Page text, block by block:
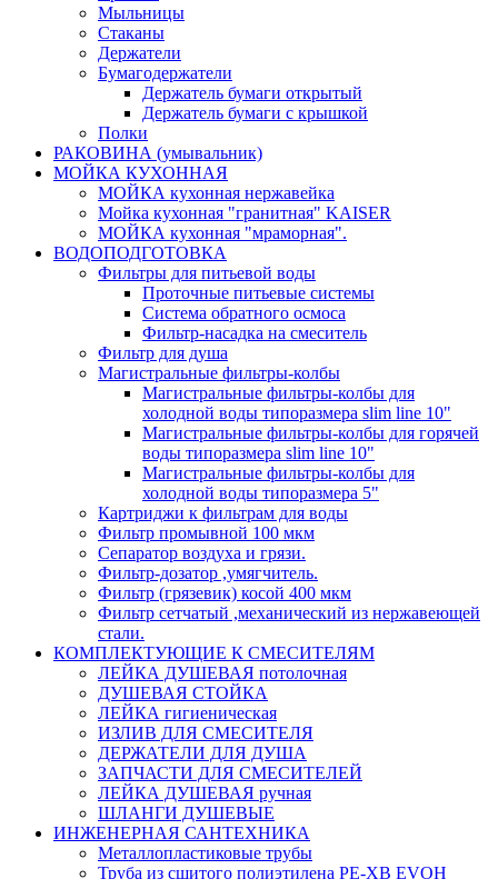
Мыльницы
Стаканы
Держатели
Бумагодержатели
Держатель бумаги открытый
Держатель бумаги с крышкой
Полки
РАКОВИНА (умывальник)
МОЙКА КУХОННАЯ
МОЙКА кухонная нержавейка
Мойка кухонная "гранитная" KAISER
МОЙКА кухонная "мраморная".
ВОДОПОДГОТОВКА
Фильтры для питьевой воды
Проточные питьевые системы
Система обратного осмоса
Фильтр-насадка на смеситель
Фильтр для душа
Магистральные фильтры-колбы
Магистральные фильтры-колбы для
холодной воды типоразмера slim line 10"
Магистральные фильтры-колбы для горячей
воды типоразмера slim line 10"
Магистральные фильтры-колбы для
холодной воды типоразмера 5"
Картриджи к фильтрам для воды
Фильтр промывной 100 мкм
Сепаратор воздуха и грязи.
Фильтр-дозатор ,умягчитель.
Фильтр (грязевик) косой 400 мкм
Фильтр сетчатый ,механический из нержавеющей
стали.
КОМПЛЕКТУЮЩИЕ К СМЕСИТЕЛЯМ
ЛЕЙКА ДУШЕВАЯ потолочная
ДУШЕВАЯ СТОЙКА
ЛЕЙКА гигиеническая
ИЗЛИВ ДЛЯ СМЕСИТЕЛЯ
ДЕРЖАТЕЛИ ДЛЯ ДУША
ЗАПЧАСТИ ДЛЯ СМЕСИТЕЛЕЙ
ЛЕЙКА ДУШЕВАЯ ручная
ШЛАНГИ ДУШЕВЫЕ
ИНЖЕНЕРНАЯ САНТЕХНИКА
Металлопластиковые трубы
Труба из сшитого полиэтилена PE-XB EVOH